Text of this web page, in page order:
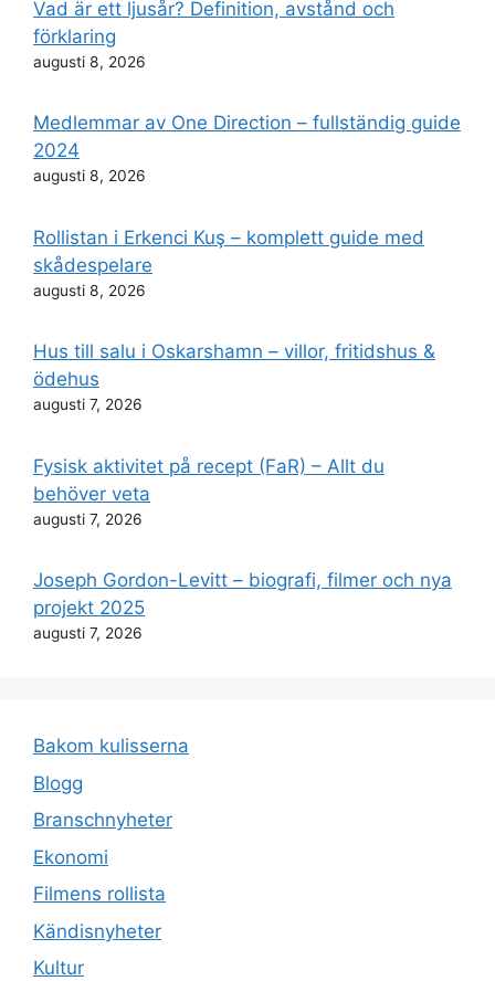
Vad är ett ljusår? Definition, avstånd och
förklaring
augusti 8, 2026
Medlemmar av One Direction – fullständig guide
2024
augusti 8, 2026
Rollistan i Erkenci Kuş – komplett guide med
skådespelare
augusti 8, 2026
Hus till salu i Oskarshamn – villor, fritidshus &
ödehus
augusti 7, 2026
Fysisk aktivitet på recept (FaR) – Allt du
behöver veta
augusti 7, 2026
Joseph Gordon-Levitt – biografi, filmer och nya
projekt 2025
augusti 7, 2026
Bakom kulisserna
Blogg
Branschnyheter
Ekonomi
Filmens rollista
Kändisnyheter
Kultur